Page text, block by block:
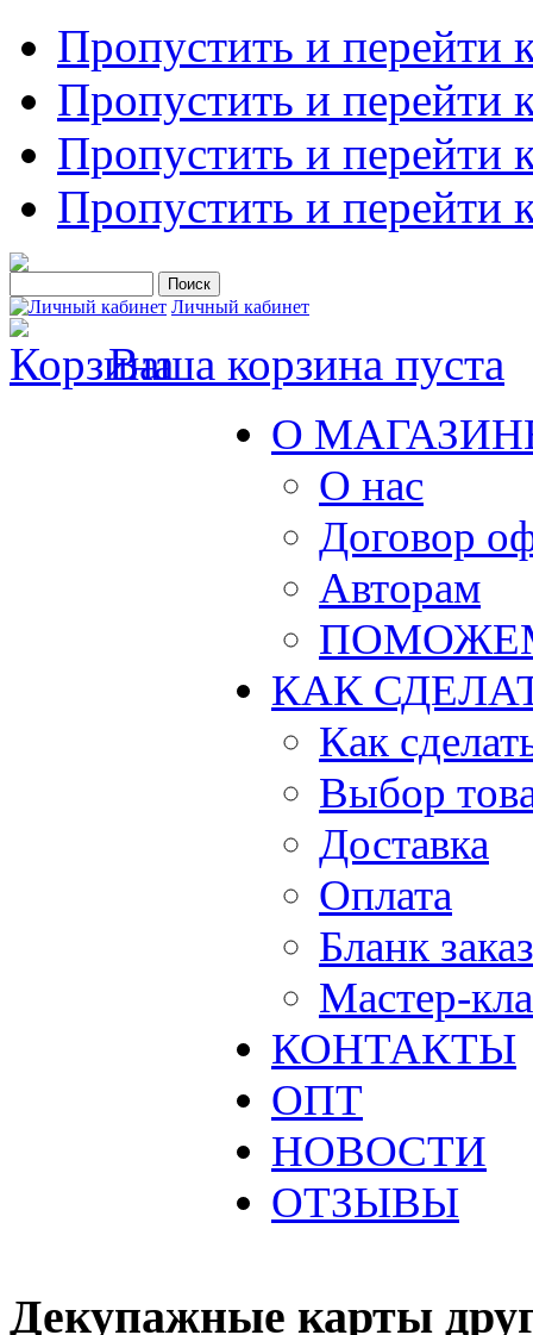
Пропустить и перейти
Пропустить и перейти
Пропустить и перейти
Пропустить и перейти
Личный кабинет
Ваша корзина пуста
О
О нас
Договор
Авторам
КАК
Как
Выбор
Доставка
Оплата
Бланк
Мастер-
КОНТАКТЫ
ОПТ
НОВОСТИ
ОТЗЫВЫ
Декупажные карты